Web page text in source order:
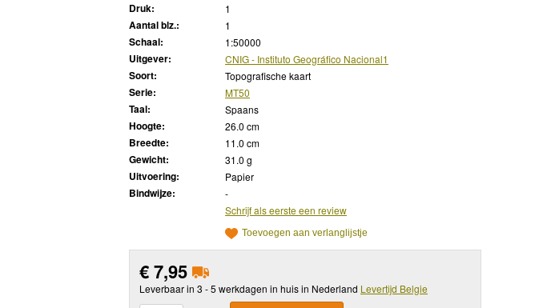
Druk: 1
Aantal blz.: 1
Schaal: 1:50000
Uitgever: CNIG - Instituto Geográfico Nacional1
Soort: Topografische kaart
Serie: MT50
Taal: Spaans
Hoogte: 26.0 cm
Breedte: 11.0 cm
Gewicht: 31.0 g
Uitvoering: Papier
Bindwijze:
-
Schrijf als eerste een review
Toevoegen aan verlanglijstje
€7,95
Leverbaar in 3 - 5 werkdagen in huis in Nederland Levertijd Belgie